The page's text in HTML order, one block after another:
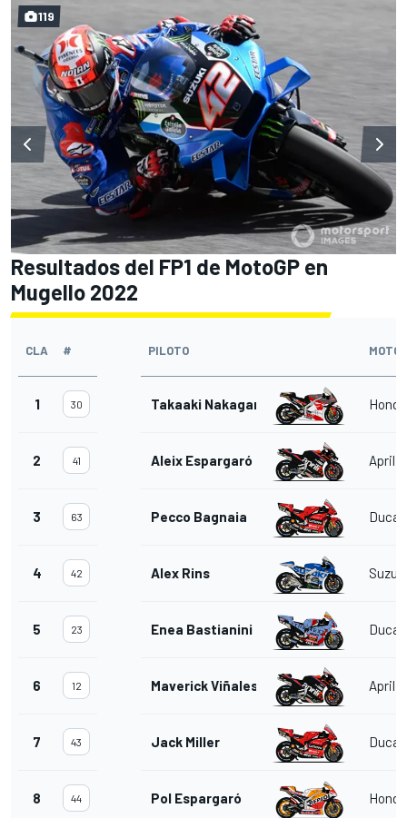
119
Resultados del FP1 de MotoGP en
Mugello 2022
CLA # PILOTO MOTO
1 30 Takaaki Nakagami Honda
2 41 Aleix Espargaró Aprilia
3 63 Pecco Bagnaia
4 42 Alex Rins Suzuki
5 23 Enea Bastianini
6 12 Maverick Viñales Aprilia
7 43 Jack Miller
8 44 Pol Espargaró Honda